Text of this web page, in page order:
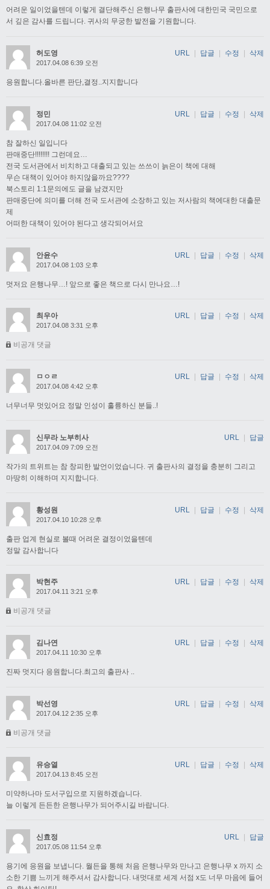
어려운 일이었을텐데 이렇게 결단해주신 은행나무 출판사에 대한민국 국민으로
서 깊은 감사를 드립니다. 귀사의 무궁한 발전을 기원합니다.
허도영
2017.04.08 6:39 오전
응원합니다.올바른 판단,결정..지지합니다
URL 답글 수정 삭제
정민
2017.04.08 11:02 오전
참 잘하신 일입니다
판매중단!!!!!!!! 그런데요…
전국 도서관에서 비치하고 대출되고 있는 쓰쓰이 늙은이 책에 대해
무슨 대책이 있어야 하지않을까요????
북스토리 1:1문의에도 글을 남겼지만
판매중단에 의미를 더해 전국 도서관에 소장하고 있는 저사람의 책에대한 대출문
제
어떠한 대책이 있어야 된다고 생각되어서요
URL | 답글 | 수정 | 삭제
안윤수
2017.04.08 1:03 오후
멋저요 은행나무…! 앞으로 좋은 책으로 다시 만나요…!
URL | 답글 | 수정 | 삭제
최우아
2017.04.08 3:31 오후
비공개 댓글
URL 답글 수정 삭제
ㅁㅇㄹ
2017.04.08 4:42 오후
너무너무 멋있어요 정말 인성이 훌륭하신 분들..!
URL 답글 수정 삭제
신무라 노부히사
2017.04.09 7:09 오전
작가의 트위트는 참 창피한 발언이었습니다. 귀 출판사의 결정을 충분히 그리고
마땅히 이해하며 지지합니다.
URL | 답글
황성원
2017.04.10 10:28 오후
출판 업계 현실로 볼때 어려운 결정이었을텐데
정말 감사합니다
URL | 답글 | 수정 | 삭제
박현주
2017.04.11 3:21 오후
비공개 댓글
URL 답글 수정 삭제
김나연
2017.04.11 10:30 오후
진짜 멋지다 응원합니다.최고의 출판사 ..
URL 답글 수정 삭제
박선영
2017.04.12 2:35 오후
비공개 댓글
URL 답글 수정 삭제
유승열
2017.04.13 8:45 오전
미약하나마 도서구입으로 지원하겠습니다.
늘 이렇게 든든한 은행나무가 되어주시길 바랍니다.
URL | 답글 | 수정 | 삭제
신효정
2017.05.08 11:54 오후
용기에 응원을 보냅니다. 월든을 통해 처음 은행나무와 만나고 은행나무 x 까지 소
소한 기쁨 느끼게 해주셔서 감사합니다. 내멋대로 세계 서점 x도 너무 마음에 들어
URL | 답글